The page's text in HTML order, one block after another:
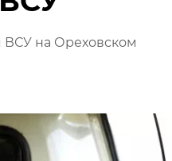
ВСУ на Ореховском